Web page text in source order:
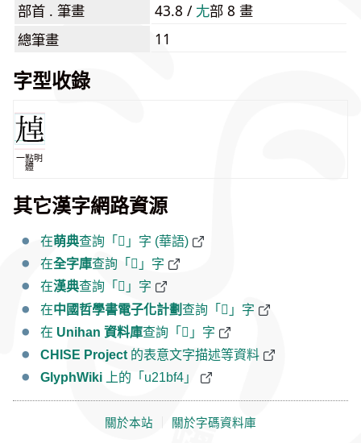
部首 . 筆畫
43.8 / ⼪部 8 畫
總筆畫
11
字型收錄
一點明
體
其它漢字網路資源
在萌典查詢「𡯴」字 (華語)
在全字庫查詢「𡯴」字
在漢典查詢「𡯴」字
在中國哲學書電子化計劃查詢「𡯴」字
在 Unihan 資料庫查詢「𡯴」字
CHISE Project 的表意文字描述等資料
GlyphWiki 上的「u21bf4」
關於本站 關於字碼資料庫